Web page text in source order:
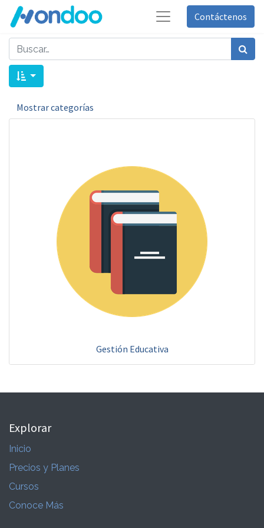
Contáctenos
Mostrar categorías
Gestión Educativa
Explorar
Inicio
Precios y Planes
Cursos
Conoce Más